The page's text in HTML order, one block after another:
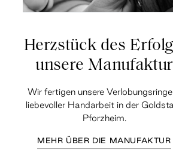
Herzstück des
unsere Manufaktur
Wir fertigen unsere
liebevoller Handarbeit in der
Pforzheim.
MEHR ÜBER DIE MANUFAKTUR